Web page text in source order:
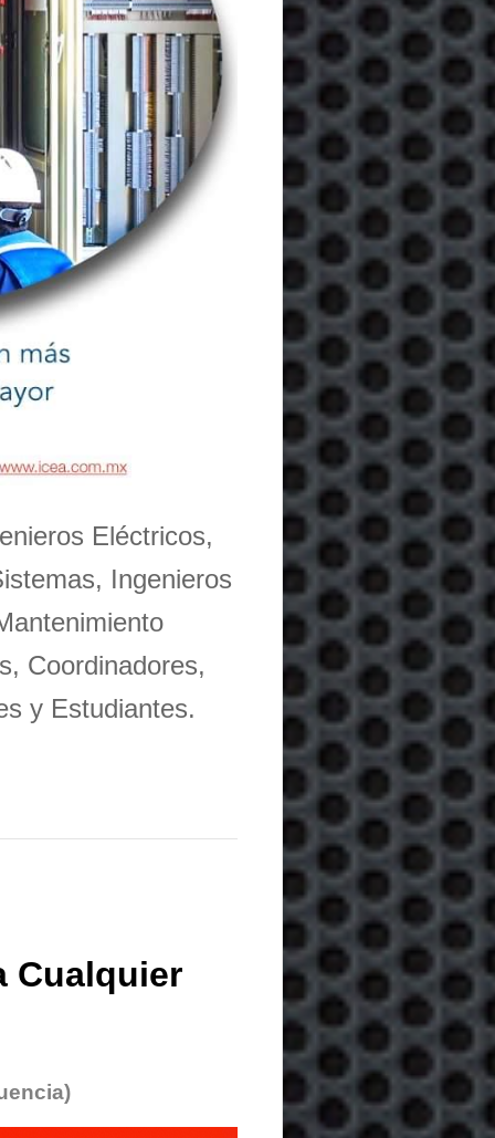
Eléctricos,
Ingenieros
Coordinadores,
y Estudiantes.
Cualquier